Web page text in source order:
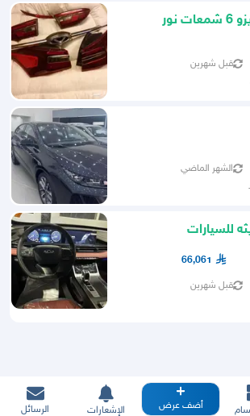
قبل شهرين
الشهر الماضي
للسيارات
66,061
قبل شهرين
أضف عرض الإشعارات الرسائل